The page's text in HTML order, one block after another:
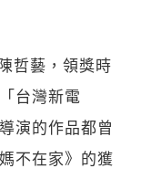
哲藝，領獎時
台灣新電
演的作品都曾
不在家》的獲